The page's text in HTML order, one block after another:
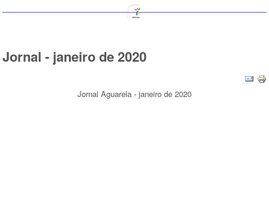
Jornal - janeiro de 2020
Jornal Aguarela - janeiro de 2020